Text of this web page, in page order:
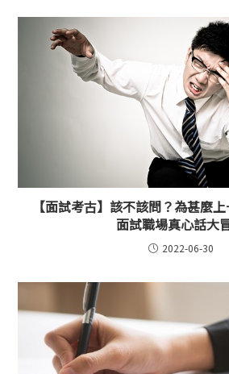
【面試考古】該不該問？為甚麼
面試職場真心話大
2022-06-30